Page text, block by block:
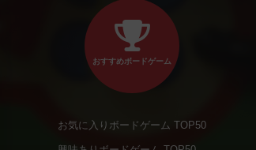
おすすめボードゲーム
お気に入りボードゲーム TOP50